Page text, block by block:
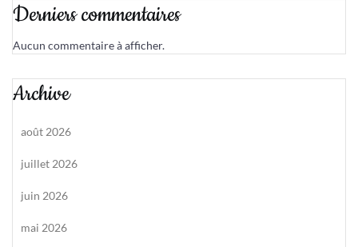
Derniers commentaires
Aucun commentaire à afficher.
Archive
août 2026
juillet 2026
juin 2026
mai 2026